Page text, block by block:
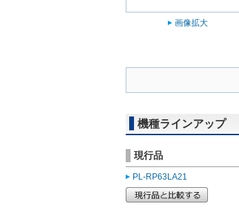
画像拡大
機種ラインアップ
現行品
PL-RP63LA21